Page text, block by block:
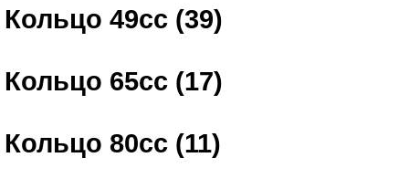
Кольцо 49сс (39)
Кольцо 65сс (17)
Кольцо 80сс (11)